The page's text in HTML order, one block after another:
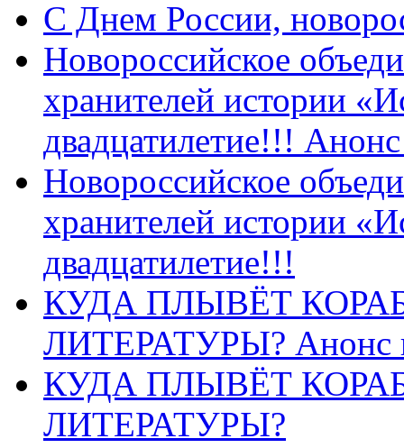
C Днем России,
Новороссийское
хранителей истории
двадцатилетие!!!
Новороссийское
хранителей истории
двадцатилетие!!!
КУДА ПЛЫВЁТ
ЛИТЕРАТУРЫ? Анонс
КУДА ПЛЫВЁТ
ЛИТЕРАТУРЫ?